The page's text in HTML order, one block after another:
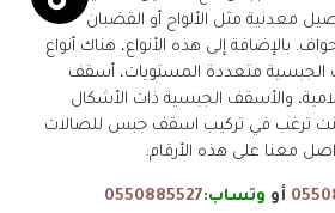
معدنية مثل الألواح أو القضبان
بالإضافة إلى هذه الأنواع، هناك أنواع
الجبسية متعددة المستويات، أسقف
والأسقف الجبسية ذات الأشكال
كنت ترغب في تركيب اسقف جبس للصالات
معنا على هذه الأرقام:
أو وتساب:0550885527